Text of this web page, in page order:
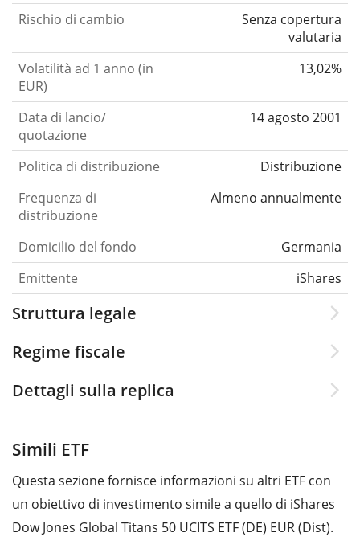
Rischio di cambio
Senza copertura
valutaria
Volatilità ad 1 anno (in
EUR)
13,02%
Data di lancio/
quotazione
14 agosto 2001
Politica di distribuzione
Distribuzione
Frequenza di
distribuzione
Almeno annualmente
Domicilio del fondo
Germania
Emittente
iShares
Struttura legale
Regime fiscale
Dettagli sulla replica
Simili ETF
Questa sezione fornisce informazioni su altri ETF con
un obiettivo di investimento simile a quello di iShares
Dow Jones Global Titans 50 UCITS ETF (DE) EUR (Dist).